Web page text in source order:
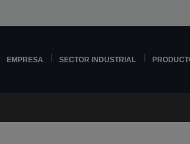
EMPRESA SECTOR INDUSTRIAL